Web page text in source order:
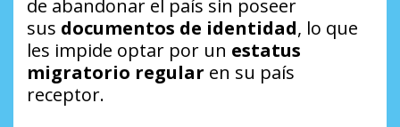
de abandonar el país sin poseer
sus documentos de identidad, lo que
les impide optar por un estatus
migratorio regular en su país
receptor.